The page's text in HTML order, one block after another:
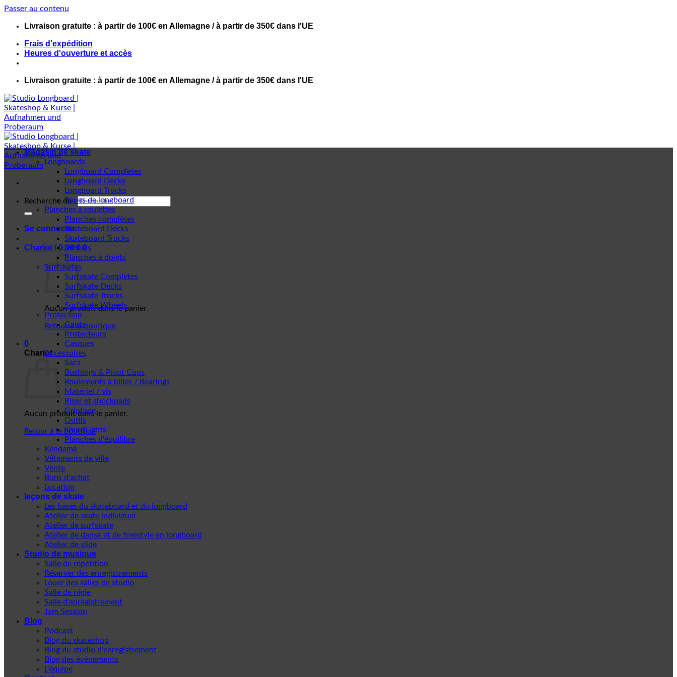
Passer au contenu
Livraison gratuite : à partir de 100€ en Allemagne / à partir de 350€ dans l'UE
Frais d'expédition
Heures d'ouverture et accès
Livraison gratuite : à partir de 100€ en Allemagne / à partir de 350€ dans l'UE
Recherche de :
Se connecter
Chariot /0,00€ 0
Aucun produit dans le panier.
Retour à la boutique
0
Chariot
Aucun produit dans le panier.
Retour à la boutique
Magasin de skate
Longboards
Longboard Completes
Longboard Decks
Longboard Trucks
Roues de longboard
Planches à roulettes
Planches complètes
Skateboard Decks
Skateboard Trucks
Wheels
Planches à doigts
Surfskates
Surfskate Completes
Surfskate Decks
Surfskate Trucks
Surfskate Wheels
Protection
Gants
Protecteurs
Casques
Accessoires
Sacs
Bushings & Pivot Cups
Roulements à billes / Bearings
Matériel / vis
Riser et shockpads
Griptape
Outils
ShredLights
Planches d'équilibre
Kendama
Vêtements de ville
Vente
Bons d'achat
Location
leçons de skate
Les bases du skateboard et du longboard
Atelier de skate individuel
Atelier de surfskate
Atelier de danse et de freestyle en longboard
Atelier de slide
Studio de musique
Salle de répétition
Réserver des enregistrements
Louer des salles de studio
Salle de régie
Salle d'enregistrement
Jam Session
Blog
Podcast
Blog du skateshop
Blog du studio d'enregistrement
Blog des événements
L'équipe